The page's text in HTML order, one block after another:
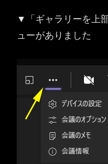
▼「ギャラリーを上
ューがありました